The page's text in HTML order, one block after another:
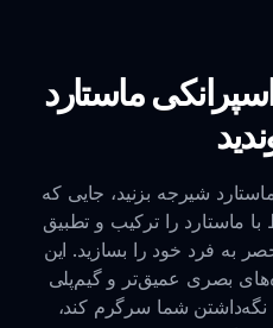
ماستارد
شیرجه بزنید، جایی که
ماستارد را ترکیب و تطبیق
به فرد خود را بسازید. این
بصری عمیق‌تر و گیم‌پلی
شما سرگرم کند،